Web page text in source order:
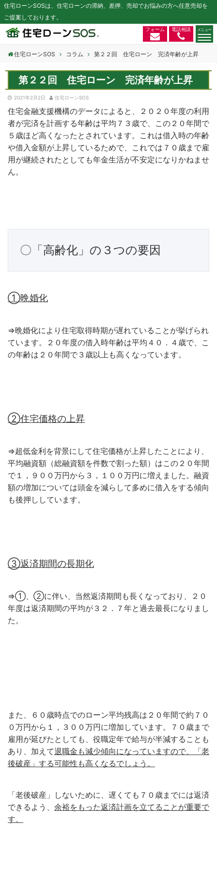
住宅ローンSOSは、住宅ローンの滞納、差押、売却でお悩みの方へ任意売却を
ご提案しております。
フォーム 電話相談
住宅ローンSOS コラム 第２２回 住宅ローン 完済年齢が上昇
第２２回 住宅ローン 完済年齢が上昇
2021年2月2日 住宅ローンSOS
住宅金融支援機構のデータによると、２０２０年度の利用
者が完済を計画する年齢は平均７３歳で、この２０年間で
５歳ほど高くなったとされています。これは借入時の年齢
や借入金額が上昇しているためで、これでは７０歳まで雇
用が継続されたとしても年金生活が不安定になりかねませ
ん。
〇「高齢化」の３つの要因
①晩婚化
⇒晩婚化により住宅取得時期が遅れていることが挙げられ
ています。２０年度の借入時年齢は平均４０．４歳で、こ
の年齢は２０年間で３歳以上も高くなっています。
②住宅価格の上昇
⇒超低金利を背景にして住宅価格が上昇したことにより、
平均融資額（総融資額を件数で割った額）はこの２０年間
で１，９００万円から３，１００万円に増えました。融資
額の増加については頭金を減らして多めに借入をする傾向
も後押ししています。
③返済期間の長期化
⇒①、②に伴い、当然返済期間も長くなっており、２０
年度は返済期間の平均が３２．７年と過去最長になりまし
た。
また、６０歳時点でのローン平均残高は２０年間で約７０
０万円から１，３００万円に増加しています。７０歳まで
雇用が延びたとしても、役職定年で給与が半減することも
あり、加えて退職金も減少傾向になっていますので、「老
後破産」する可能性も高くなるでしょう。
「老後破産」しないために、遅くても７０歳までには返済
できるよう、 余裕をもった返済計画を立てることが重要で
す。